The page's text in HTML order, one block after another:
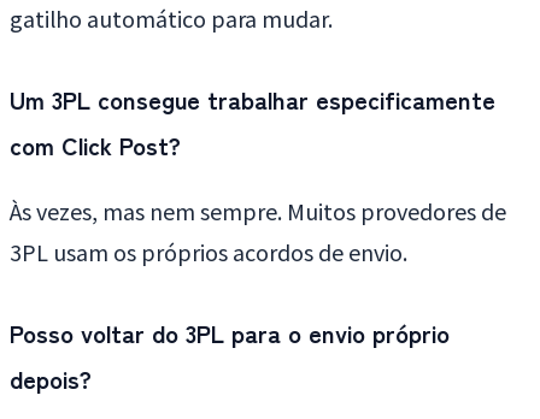
gatilho automático para mudar.
Um 3PL consegue trabalhar especificamente
com Click Post?
Às vezes, mas nem sempre. Muitos provedores de
3PL usam os próprios acordos de envio.
Posso voltar do 3PL para o envio próprio
depois?